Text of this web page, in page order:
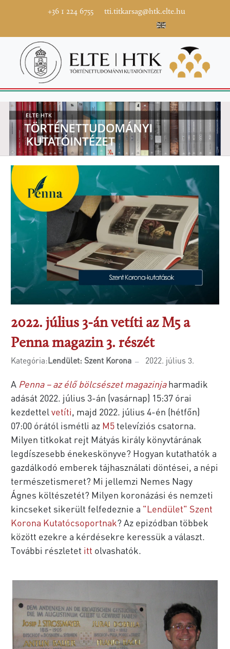
+36 1 224 6755 tti.titkarsag@htk.elte.hu
2022. július 3-án vetíti az M5 a
Penna magazin 3. részét
Kategória:Lendület: Szent Korona 2022. július 3.
A Penna – az élő bölcsészet magazinjaharmadik
adását 2022. július 3-án (vasárnap) 15:37 órai
kezdettel vetíti, majd 2022. július 4-én (hétfőn)
07:00 órától ismétli az M5televíziós csatorna.
Milyen titkokat rejt Mátyás király könyvtárának
legdíszesebb énekeskönyve? Hogyan kutathatók a
gazdálkodó emberek tájhasználati döntései, a népi
természetismeret? Mi jellemzi Nemes Nagy
Ágnes költészetét? Milyen koronázási és nemzeti
kincseket sikerült felfedeznie a "Lendület" Szent
Korona Kutatócsoportnak? Az epizódban többek
között ezekre a kérdésekre keressük a választ.
További részletet itt olvashatók.